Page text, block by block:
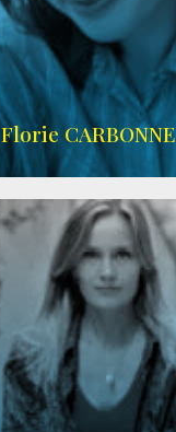
Imdb
Florie CARBONNE